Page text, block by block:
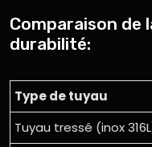
Comparaison de
durabilité:
Type de tuyau
Tuyau tressé (inox